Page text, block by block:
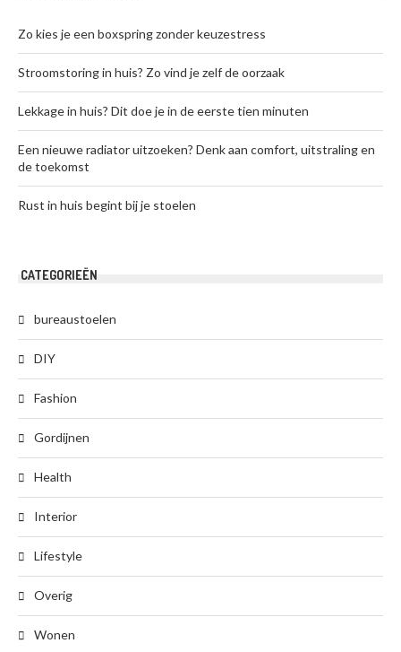
Zo kies je een boxspring zonder keuzestress
Stroomstoring in huis? Zo vind je zelf de oorzaak
Lekkage in huis? Dit doe je in de eerste tien minuten
Een nieuwe radiator uitzoeken? Denk aan comfort, uitstraling en
de toekomst
Rust in huis begint bij je stoelen
CATEGORIEËN
bureaustoelen
DIY
Fashion
Gordijnen
Health
Interior
Lifestyle
Overig
Wonen